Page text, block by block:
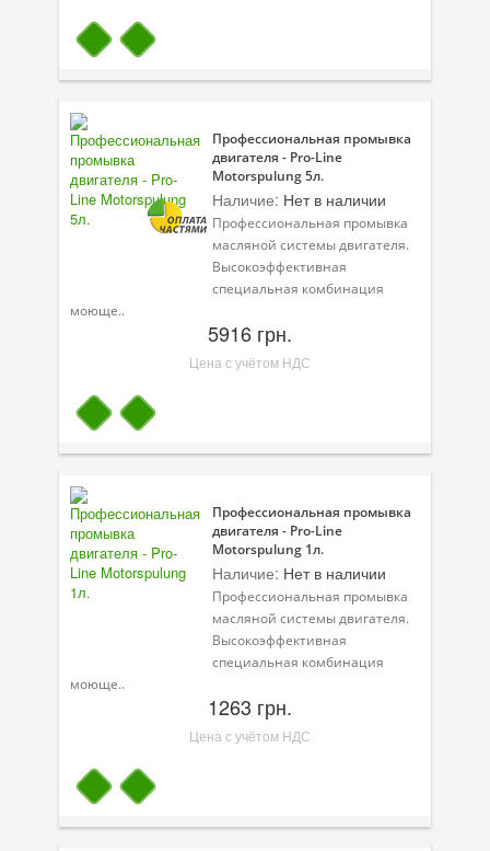
Профессиональная промывка
двигателя - Pro-Line
Motorspulung 5л.
Наличие: Нет в наличии
Профессиональная промывка
масляной системы двигателя.
Высокоэффективная
специальная комбинация
моюще..
5916 грн.
Цена с учётом НДС
Профессиональная промывка
двигателя - Pro-Line
Motorspulung 1л.
Наличие: Нет в наличии
Профессиональная промывка
масляной системы двигателя.
Высокоэффективная
специальная комбинация
моюще..
1263 грн.
Цена с учётом НДС